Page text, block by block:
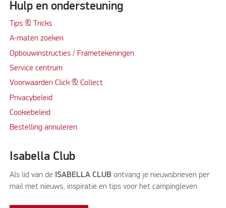
Hulp en ondersteuning
Tips & Tricks
A-maten zoeken
Opbouwinstructies / Frametekeningen
Service centrum
Voorwaarden Click & Collect
Privacybeleid
Cookiebeleid
Bestelling annuleren
Isabella Club
Als lid van de ISABELLA CLUB ontvang je nieuwsbrieven per
mail met nieuws, inspiratie en tips voor het campingleven.